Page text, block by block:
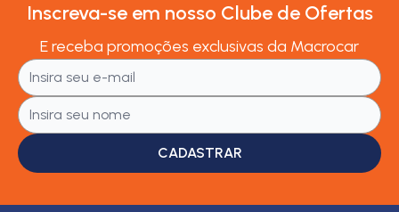
Inscreva-se em nosso Clube de Ofertas
E receba promoções exclusivas da Macrocar
CADASTRAR